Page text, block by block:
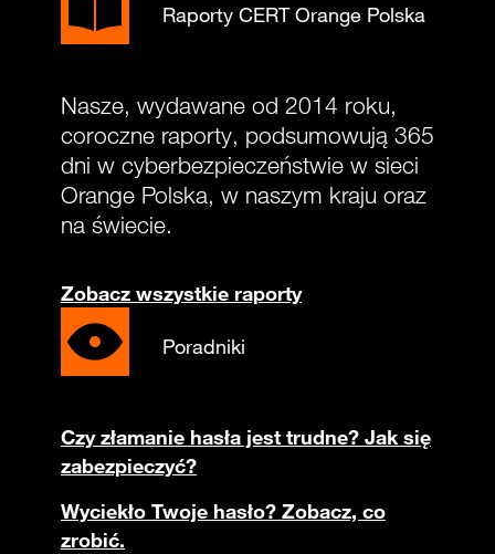
Raporty CERT Orange Polska
Nasze, wydawane od 2014 roku,
coroczne raporty, podsumowują 365
dni w cyberbezpieczeństwie w sieci
Orange Polska, w naszym kraju oraz
na świecie.
Zobacz wszystkie raporty
Poradniki
Czy złamanie hasła jest trudne? Jak się
zabezpieczyć?
Wyciekło Twoje hasło? Zobacz, co
zrobić.